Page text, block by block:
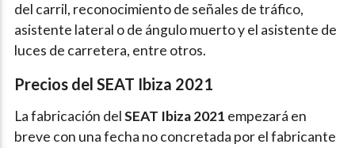
del carril, reconocimiento de señales de tráfico,
asistente lateral o de ángulo muerto y el asistente de
luces de carretera, entre otros.
Precios del SEAT Ibiza 2021
La fabricación delSEAT Ibiza 2021 empezará en
breve con una fecha no concretada por el fabricante